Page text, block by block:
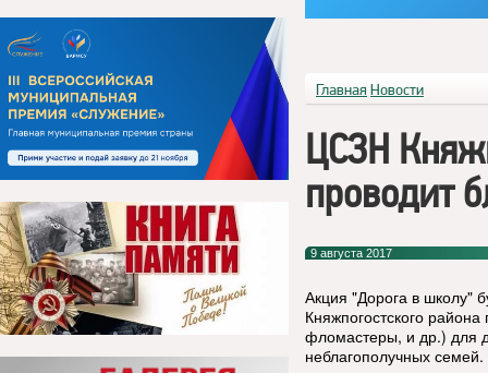
Главная Новости
ЦСЗН
проводит
9 августа 2017
Акция "Дорога в школу"
Княжпогостского
фломастеры, и др.) для
неблагополучных семей.